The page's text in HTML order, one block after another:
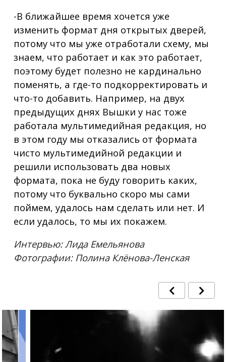
-В ближайшее время хочется уже
изменить формат дня открытых дверей,
потому что мы уже отработали схему, мы
знаем, что работает и как это работает,
поэтому будет полезно не кардинально
поменять, а где-то подкорректировать и
что-то добавить. Например, на двух
предыдущих днях Вышки у нас тоже
работала мультимедийная редакция, но
в этом году мы отказались от формата
чисто мультимедийной редакции и
решили использовать два новых
формата, пока не буду говорить каких,
потому что буквально скоро мы сами
поймем, удалось нам сделать или нет. И
если удалось, то мы их покажем.
Интервью: Лида Емельянова
Фотографии: Полина Клёнова-Ленская